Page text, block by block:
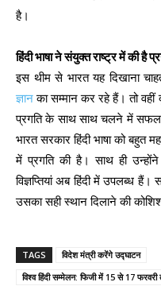
है।
हिंदी भाषा ने संयुक्त राष्ट्र में की है
इस थीम से भारत यह दिखाना
ज्ञानका सम्मान कर रहे हैं। तो वहीं
प्रगति के साथ साथ चलने में सफल
भारत सरकार हिंदी भाषा को बहुत
में प्रगति की है। साथ ही
विज्ञप्तियां अब हिंदी में उपलब्ध
उसका सही स्थान दिलाने की
TAGS
विदेश मंत्री करेंगे उद्घाटन
विश्व हिंदी सम्मेलन: फिजी में 15 से 17 फरवरी